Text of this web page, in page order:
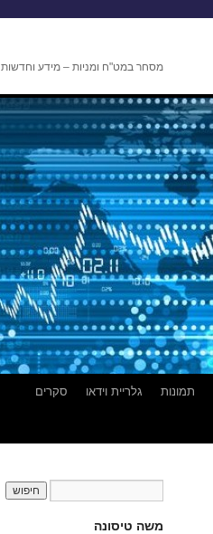
מסחר במט"ח ומניות – מידע וחדשות
תמונות גלריית וידאו סקרים
משה טיסונה